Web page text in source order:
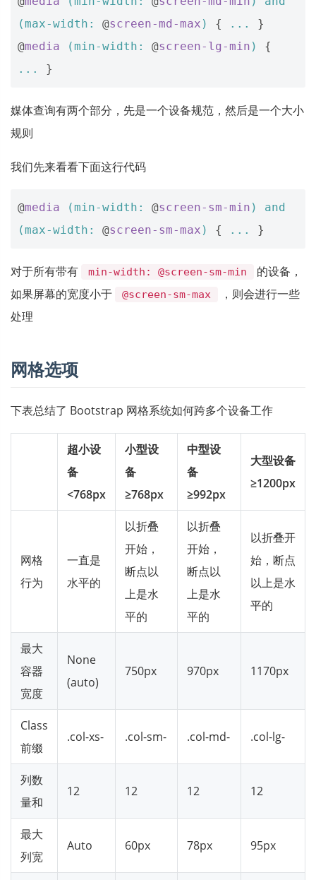
(max-width : @screen-md-max ) { ...
}
@media (min-width : @screen-lg-min )
{
...
}
媒体查询有两个部分，先是一个设备规范，然后是一个大小
规则
我们先来看看下面这行代码
@media (min-width : @screen-sm-min )
and
(max-width : @screen-sm-max ) { ... }
对于所有带有 min-width: @screen-sm-min
的设备，
如果屏幕的宽度小于
@screen-sm-max
，则会进行一些
处理
网格选项
下表总结了 Bootstrap 网格系统如何跨多个设备工作
超小设
备
<768px
小型设
备
≥768px
中型设
备
≥992px
大型设备
≥1200px
网格
行为
一直是
水平的
以折叠
开始，
断点以
上是水
平的
以折叠
开始，
断点以
上是水
平的
以折叠开
始，断点
以上是水
平的
最大
容器
宽度
None
(auto)
750px 970px 1170px
Class
前缀
.col-xs- .col-sm- .col-md- .col-lg-
列数
量和
12 12 12 12
最大
列宽
Auto 60px 78px 95px